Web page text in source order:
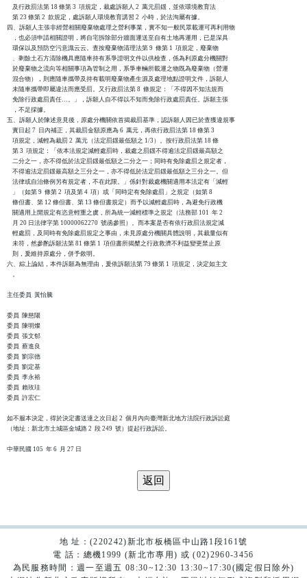
    及行政罰法第 18 條第 3  項規定，裁處訴願人 2  萬元罰鍰，並依環境教育法
    第 23 條第 2  款規定，處訴願人環境教育講習 2  小時，於法洵屬有據。
四、訴願人主張非經營相關廢棄物處理之營利事業，實不知一般民眾載運可再利用物
    ，也必須申請相關證明，將自宅拆除部分牆面運送至自有土地再運用，已是深具
    環保以及預防空污意識云云。查按廢棄物清理法第 9  條第 1  項規定，廢棄物
    、剩餘土石方清除機具應隨車持有系爭證明文件以供檢查，係為利原處分機關對
    於廢棄物之流向等相關事項為管制之用，系爭車輛所載運之物既為廢棄物（營運
    混合物），則應隨車攜帶及持有載明廢棄物產生源及處理地點證明文件，訴願人
    未隨車攜帶即屬違法而應受罰。又行政罰法第 8  條規定：「不得因不知法規而
    免除行政處罰責任…。」，訴願人自不得以不知而免除行政處罰責任。訴願主張
    ，不足採據。
五、訴願人於陳述意見後，原處分機關依首揭裁罰基準，認訴願人因已於查獲違規事
    實日起 7  日內補正，其裁罰金額原應為 6  萬元，再依行政罰法第 18 條第 3
    項規定，減輕為裁罰 2  萬元（法定罰鍰最低額之 1/3）。按行政罰法第 18 條
    第 3  項規定：「依本法規定減輕處罰時，裁處之罰鍰不得逾法定罰鍰最高額之
    二分之一，亦不得低於法定罰鍰最低額之二分之一；同時有免除處罰之規定者，
    不得逾法定罰鍰最高額之三分之一，亦不得低於法定罰鍰最低額之三分之一。但
    法律或自治條例另有規定者，不在此限。」係針對裁處機關適用本法定有「減輕
    」（如第 9  條第 2  項及第 4  項）或「同時定有免除處罰」之規定（如第 8
    條但書、第 12 條但書、第 13 條但書規定）而予以減輕處罰時，為避免行政機
    關適用上開規定有恣意輕重之虞，所為統一減輕標準之規定（法務部 101  年 2
    月 20 日法律字第 10000062270  號函參照）。而本案是否有依行政罰法規定減
    輕處罰，及同時有免除處罰規定之事由，未見原處分機關具體說明，其裁量似有
    未符，然參酌訴願法第 81 條第 1  項但書所揭櫫之行政救濟不利益變更禁止原
    則，爰維持原處分，併予敘明。
六、綜上論結，本件訴願為無理由，爰依訴願法第 79 條第 1  項規定，決定如主文
    。
主任委員  黃怡騰
委員  陳慈陽
委員  陳明燦
委員  張文郁
委員  蔡進良
委員  劉宗德
委員  劉定基
委員  李永裕
委員  賴玫珪
委員  許宏仁
如不服本決定，得於決定書送達之次日起 2  個月內向臺灣新北地方法院行政訴訟庭
（地址：新北市土城區金城路 2  段 249  號）提起行政訴訟。
地 址：(220242)新北市板橋區中山路1段161號
電 話：總機1999 (新北市專用) 或 (02)2960-3456
為民服務時間：週一至週五 08:30~12:30 13:30~17:30(國定假日除外)